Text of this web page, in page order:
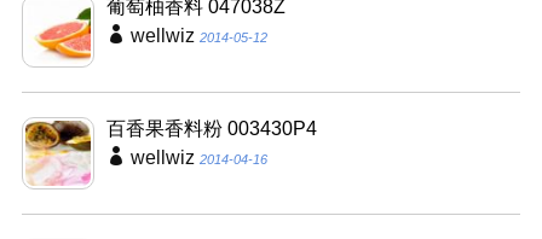
葡萄柚香料 047038Z
wellwiz 2014-05-12
百香果香料粉 003430P4
wellwiz 2014-04-16